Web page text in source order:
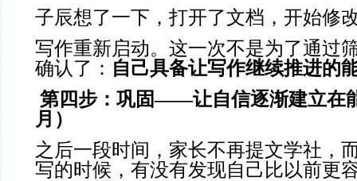
子辰想了一下，打开了文档，开始修
写作重新启动。这一次不是为了通过
确认了： 自己具备让写作继续推进的
第四步：巩固——让自信逐渐建立在
月）
之后一段时间，家长不再提文学社，
写的时候，有没有发现自己比以前更